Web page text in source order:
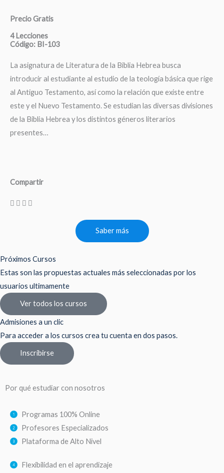
Precio Gratis
4 Lecciones
Código: BI-103
La asignatura de Literatura de la Biblia Hebrea busca
introducir al estudiante al estudio de la teología básica que rige
al Antiguo Testamento, así como la relación que existe entre
este y el Nuevo Testamento. Se estudian las diversas divisiones
de la Biblia Hebrea y los distintos géneros literarios
presentes…
Compartir
Saber más
Próximos Cursos
Estas son las propuestas actuales más seleccionadas por los
usuarios ultimamente
Ver todos los cursos
Admisiones a un clic
Para acceder a los cursos crea tu cuenta en dos pasos.
Inscribirse
Por qué estudiar con nosotros
Programas 100% Online
Profesores Especializados
Plataforma de Alto Nivel
Flexibilidad en el aprendizaje